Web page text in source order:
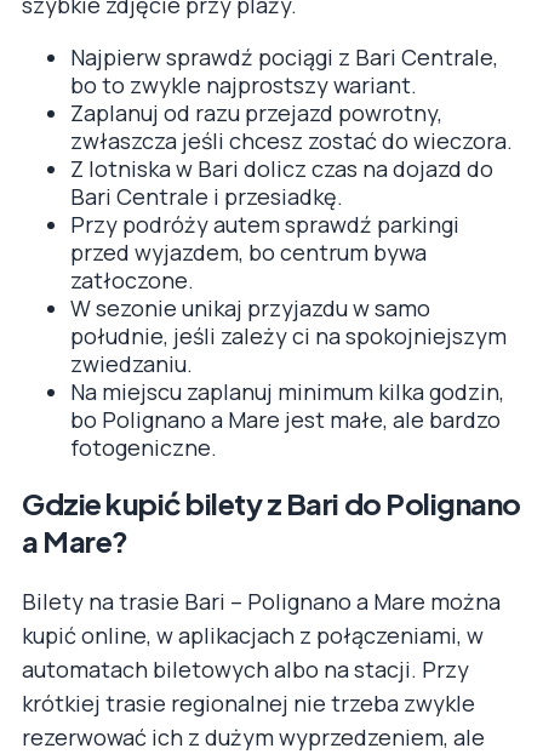
Najpierw sprawdź pociągi z Bari Centrale,
bo to zwykle najprostszy wariant.
Zaplanuj od razu przejazd powrotny,
zwłaszcza jeśli chcesz zostać do wieczora.
Z lotniska w Bari dolicz czas na dojazd do
Bari Centrale i przesiadkę.
Przy podróży autem sprawdź parkingi
przed wyjazdem, bo centrum bywa
zatłoczone.
W sezonie unikaj przyjazdu w samo
południe, jeśli zależy ci na spokojniejszym
zwiedzaniu.
Na miejscu zaplanuj minimum kilka godzin,
bo Polignano a Mare jest małe, ale bardzo
fotogeniczne.
Gdzie kupić bilety z Bari do Polignano
a Mare?
Bilety na trasie Bari – Polignano a Mare można
kupić online, w aplikacjach z połączeniami, w
automatach biletowych albo na stacji. Przy
krótkiej trasie regionalnej nie trzeba zwykle
rezerwować ich z dużym wyprzedzeniem, ale